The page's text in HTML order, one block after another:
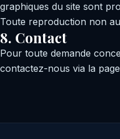
graphiques du site sont
Toute reproduction non
8. Contact
Pour toute demande
contactez-nous via la page